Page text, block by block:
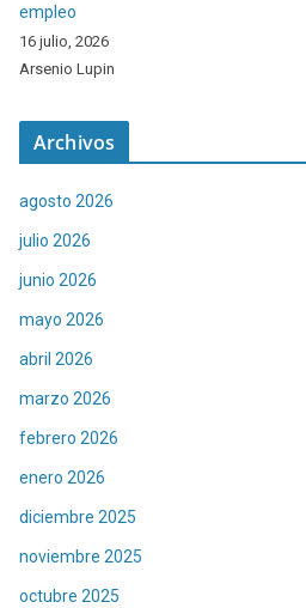
empleo
16 julio, 2026
Arsenio Lupin
Archivos
agosto 2026
julio 2026
junio 2026
mayo 2026
abril 2026
marzo 2026
febrero 2026
enero 2026
diciembre 2025
noviembre 2025
octubre 2025